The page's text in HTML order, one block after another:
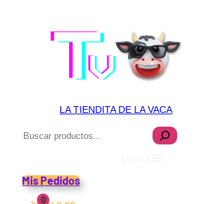
LA TIENDITA DE LA VACA
Buscar
Mis Pedidos
0